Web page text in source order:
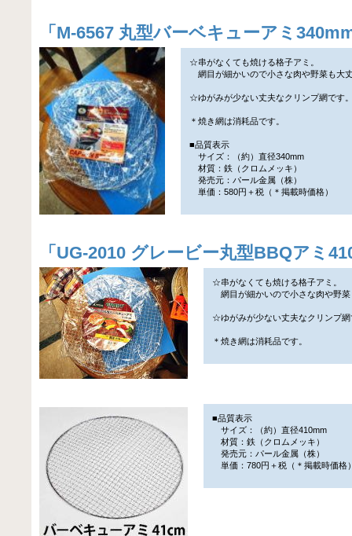
「 M-6567 丸型バーベキューアミ
☆串がなくても焼ける格子アミ。
網目が細かいので小さな肉や野菜も大
☆ゆがみが少ない丈夫なクリンプ網です
＊焼き網は消耗品です。
■品質表示
サイズ：（約）直径340mm
材質：鉄（クロムメッキ）
発売元：パール金属（株）
単価：580円＋税（＊掲載時価格）
「 UG-2010 グレービー丸型BBQアミ
☆串がなくても焼ける格子アミ。
網目が細かいので小さな肉や野菜
☆ゆがみが少ない丈夫なクリンプ網
＊焼き網は消耗品です。
■品質表示
サイズ：（約）直径410mm
材質：鉄（クロムメッキ）
発売元：パール金属（株）
単価：780円＋税（＊掲載時価格